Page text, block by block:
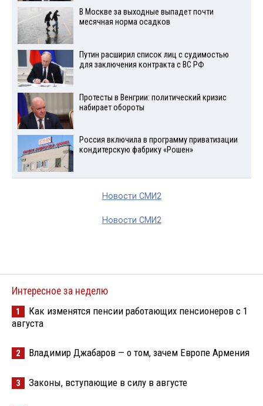
В Москве за выходные выпадет почти
месячная норма осадков
Путин расширил список лиц с судимостью
для заключения контракта с ВС РФ
Протесты в Венгрии: политический кризис
набирает обороты
Россия включила в программу приватизации
кондитерскую фабрику «Рошен»
Новости СМИ2
Новости СМИ2
Интересное за неделю
1
Как изменятся пенсии работающих пенсионеров с 1
августа
2 Владимир Джабаров — о том, зачем Европе Армения
3 Законы, вступающие в силу в августе